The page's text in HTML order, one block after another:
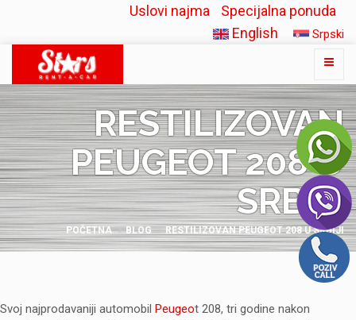
Uslovi najma
Specijalna ponuda
English
Srpski
RESTILIZOVAN
PEUGEOT 208 U
SRBIJI
POČETNA BLOG RESTILIZOVAN PEUGEOT 208 U SRBIJI
Svoj najprodavaniji automobil Peugeot 208, tri godine nakon